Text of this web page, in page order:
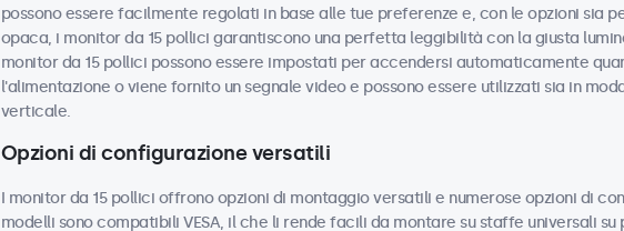
possono essere facilmente regolati in base alle tue preferenze e, con le opzioni sia
opaca, i monitor da 15 pollici garantiscono una perfetta leggibilità con la giusta
monitor da 15 pollici possono essere impostati per accendersi automaticamente
l'alimentazione o viene fornito un segnale video e possono essere utilizzati sia in
verticale.
Opzioni di configurazione versatili
I monitor da 15 pollici offrono opzioni di montaggio versatili e numerose opzioni di
modelli sono compatibili VESA, il che li rende facili da montare su staffe universali